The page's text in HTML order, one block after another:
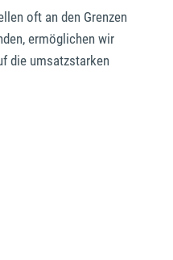
oft an den Grenzen
ermöglichen wir
die umsatzstarken
maniac KI